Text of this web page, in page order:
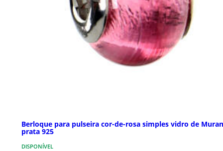
Berloque para pulseira cor-de-rosa simples vidro de
prata 925
DISPONÍVEL